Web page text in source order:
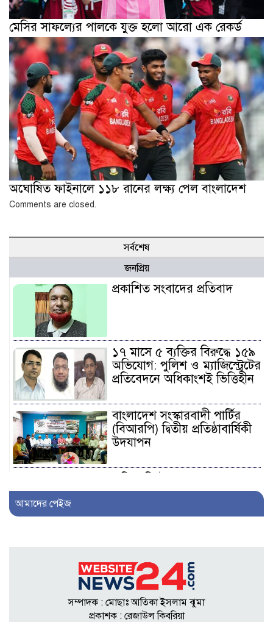
মেসির সাফল্যের পালকে যুক্ত হলো আরো এক রেকর্ড
অঘোষিত ফাইনালে ১১৮ রানের লক্ষ্য পেল বাংলাদেশ
Comments are closed.
সর্বশেষ
জনপ্রিয়
প্রকাশিত সংবাদের প্রতিবাদ
১৭ মাসে ৫ ব্যক্তির বিরুদ্ধে ১৫৯
অভিযোগ: পুলিশ ও ম্যাজিস্ট্রেটের
প্রতিবেদনে অধিকাংশই ভিত্তিহীন
বাংলাদেশ সংস্কারবাদী পার্টির
(বিআরপি) দ্বিতীয় প্রতিষ্ঠাবার্ষিকী
উদযাপন
ঘোষণার দাবি, আলোচনায়
সম্পাদককে!
শিকলবাহা জলাবদ্ধতা নিরসনে
আমাদের পেইজ
সম্পাদক : মোছাঃ আতিকা ইসলাম ঝুমা
প্রকাশক : রেজাউল কিবরিয়া